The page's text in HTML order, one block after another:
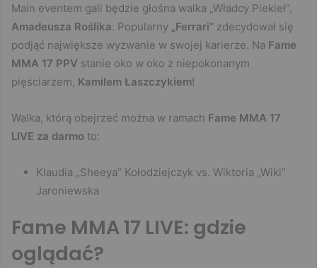
Main eventem gali będzie głośna walka „Władcy Piekieł”,
Amadeusza Roślika. Popularny „Ferrari” zdecydował się
podjąć największe wyzwanie w swojej karierze. Na Fame
MMA 17 PPV stanie oko w oko z niepokonanym
pięściarzem, Kamilem Łaszczykiem!
Walka, którą obejrzeć można w ramach Fame MMA 17
LIVE za darmo to:
Klaudia „Sheeya” Kołodziejczyk vs. Wiktoria „Wiki”
Jaroniewska
Fame MMA 17 LIVE: gdzie
oglądać?